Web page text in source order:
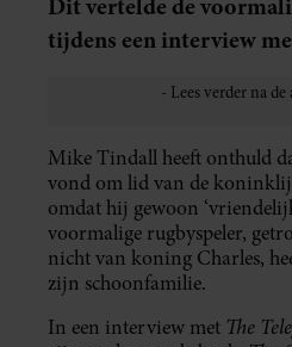
Dit vertelde de
tijdens een interview
Mike Tindall heeft onthuld
vond om lid van de
omdat hij gewoon
voormalige rugbyspeler,
nicht van koning Charles,
zijn schoonfamilie.
In een interview met The